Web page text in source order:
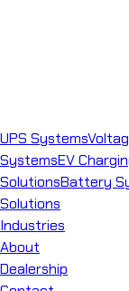
UPS Systems
SystemsEV
SolutionsBattery
Solutions
Industries
About
Dealership